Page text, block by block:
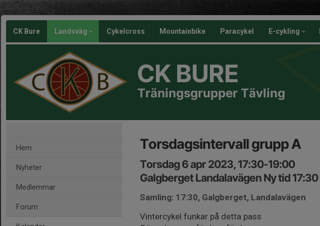
CK Bure Landsväg Cykelcross Mountainbike Paracykel E-cykling
CK BURE
Träningsgrupper Tävling
Hem
Nyheter
Medlemmar
Forum
Torsdagsintervall grupp A
Torsdag 6 apr 2023, 17:30-19:00
Galgberget Landalavägen Ny tid 17:30
Samling: 17:30, Galgberget, Landalavägen
Vintercykel funkar på detta pass